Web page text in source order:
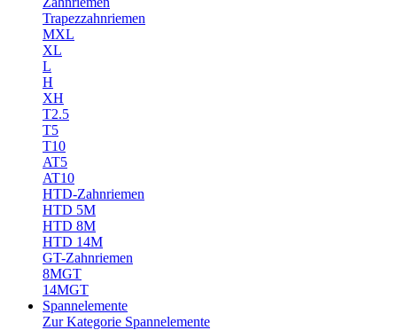
Trapezzahnriemen
MXL
XL
L
H
XH
T2.5
T5
T10
AT5
AT10
HTD-Zahnriemen
HTD 5M
HTD 8M
HTD 14M
GT-Zahnriemen
8MGT
14MGT
Spannelemente
Zur Kategorie Spannelemente